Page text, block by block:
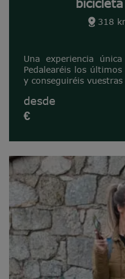
318
Una experiencia
Pedalearéis los
y conseguiréis
desde
€